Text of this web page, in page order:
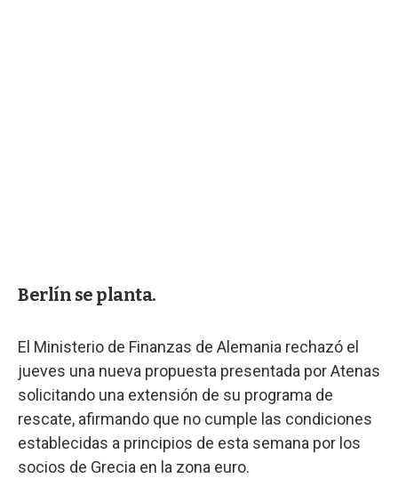
Berlín se planta.
El Ministerio de Finanzas de Alemania rechazó el
jueves una nueva propuesta presentada por Atenas
solicitando una extensión de su programa de
rescate, afirmando que no cumple las condiciones
establecidas a principios de esta semana por los
socios de Grecia en la zona euro.